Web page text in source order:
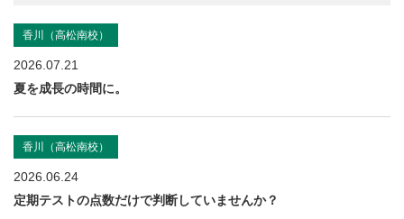
香川（高松南校）
2026.07.21
夏を成長の時間に。
香川（高松南校）
2026.06.24
定期テストの点数だけで判断していませんか？